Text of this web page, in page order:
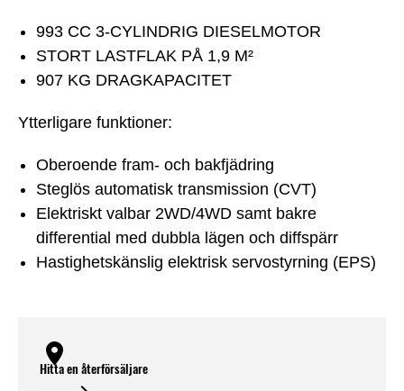
993 CC 3-CYLINDRIG DIESELMOTOR
STORT LASTFLAK PÅ 1,9 M²
907 KG DRAGKAPACITET
Ytterligare funktioner:
Oberoende fram- och bakfjädring
Steglös automatisk transmission (CVT)
Elektriskt valbar 2WD/4WD samt bakre
differential med dubbla lägen och diffspärr
Hastighetskänslig elektrisk servostyrning (EPS)
Hitta en återförsäljare